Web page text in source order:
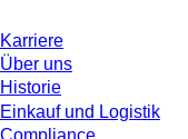
Karriere
Über uns
Historie
Einkauf und Logistik
Compliance